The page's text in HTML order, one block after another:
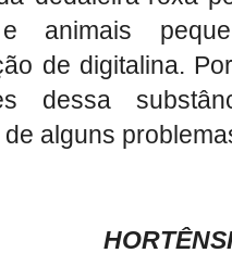
e animais
de digitalina.
dessa
alguns